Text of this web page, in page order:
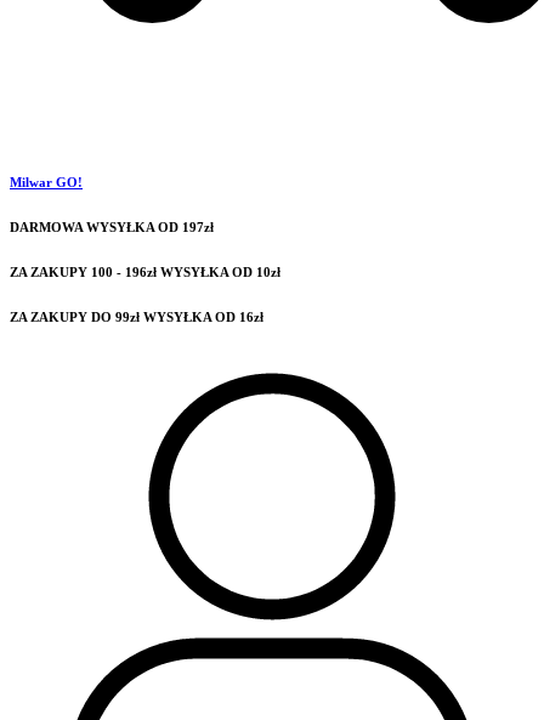
Milwar GO!
DARMOWA WYSYŁKA OD 197zł
ZA ZAKUPY 100 - 196zł WYSYŁKA OD 10zł
ZA ZAKUPY DO 99zł WYSYŁKA OD 16zł